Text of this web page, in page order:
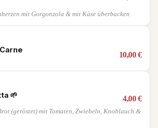
mit Gorgonzola & mit Käse überbacken
10,00€
🌱 4,00€
(geröstet) mit Tomaten, Zwiebeln, Knoblauch &